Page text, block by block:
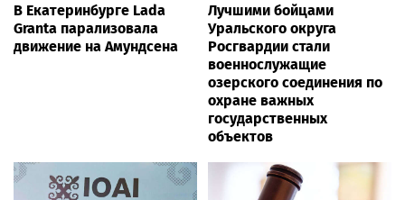
В Екатеринбурге Lada
Granta парализовала
движение на Амундсена
Лучшими бойцами
Уральского округа
Росгвардии стали
военнослужащие
озерского соединения по
охране важных
государственных
объектов